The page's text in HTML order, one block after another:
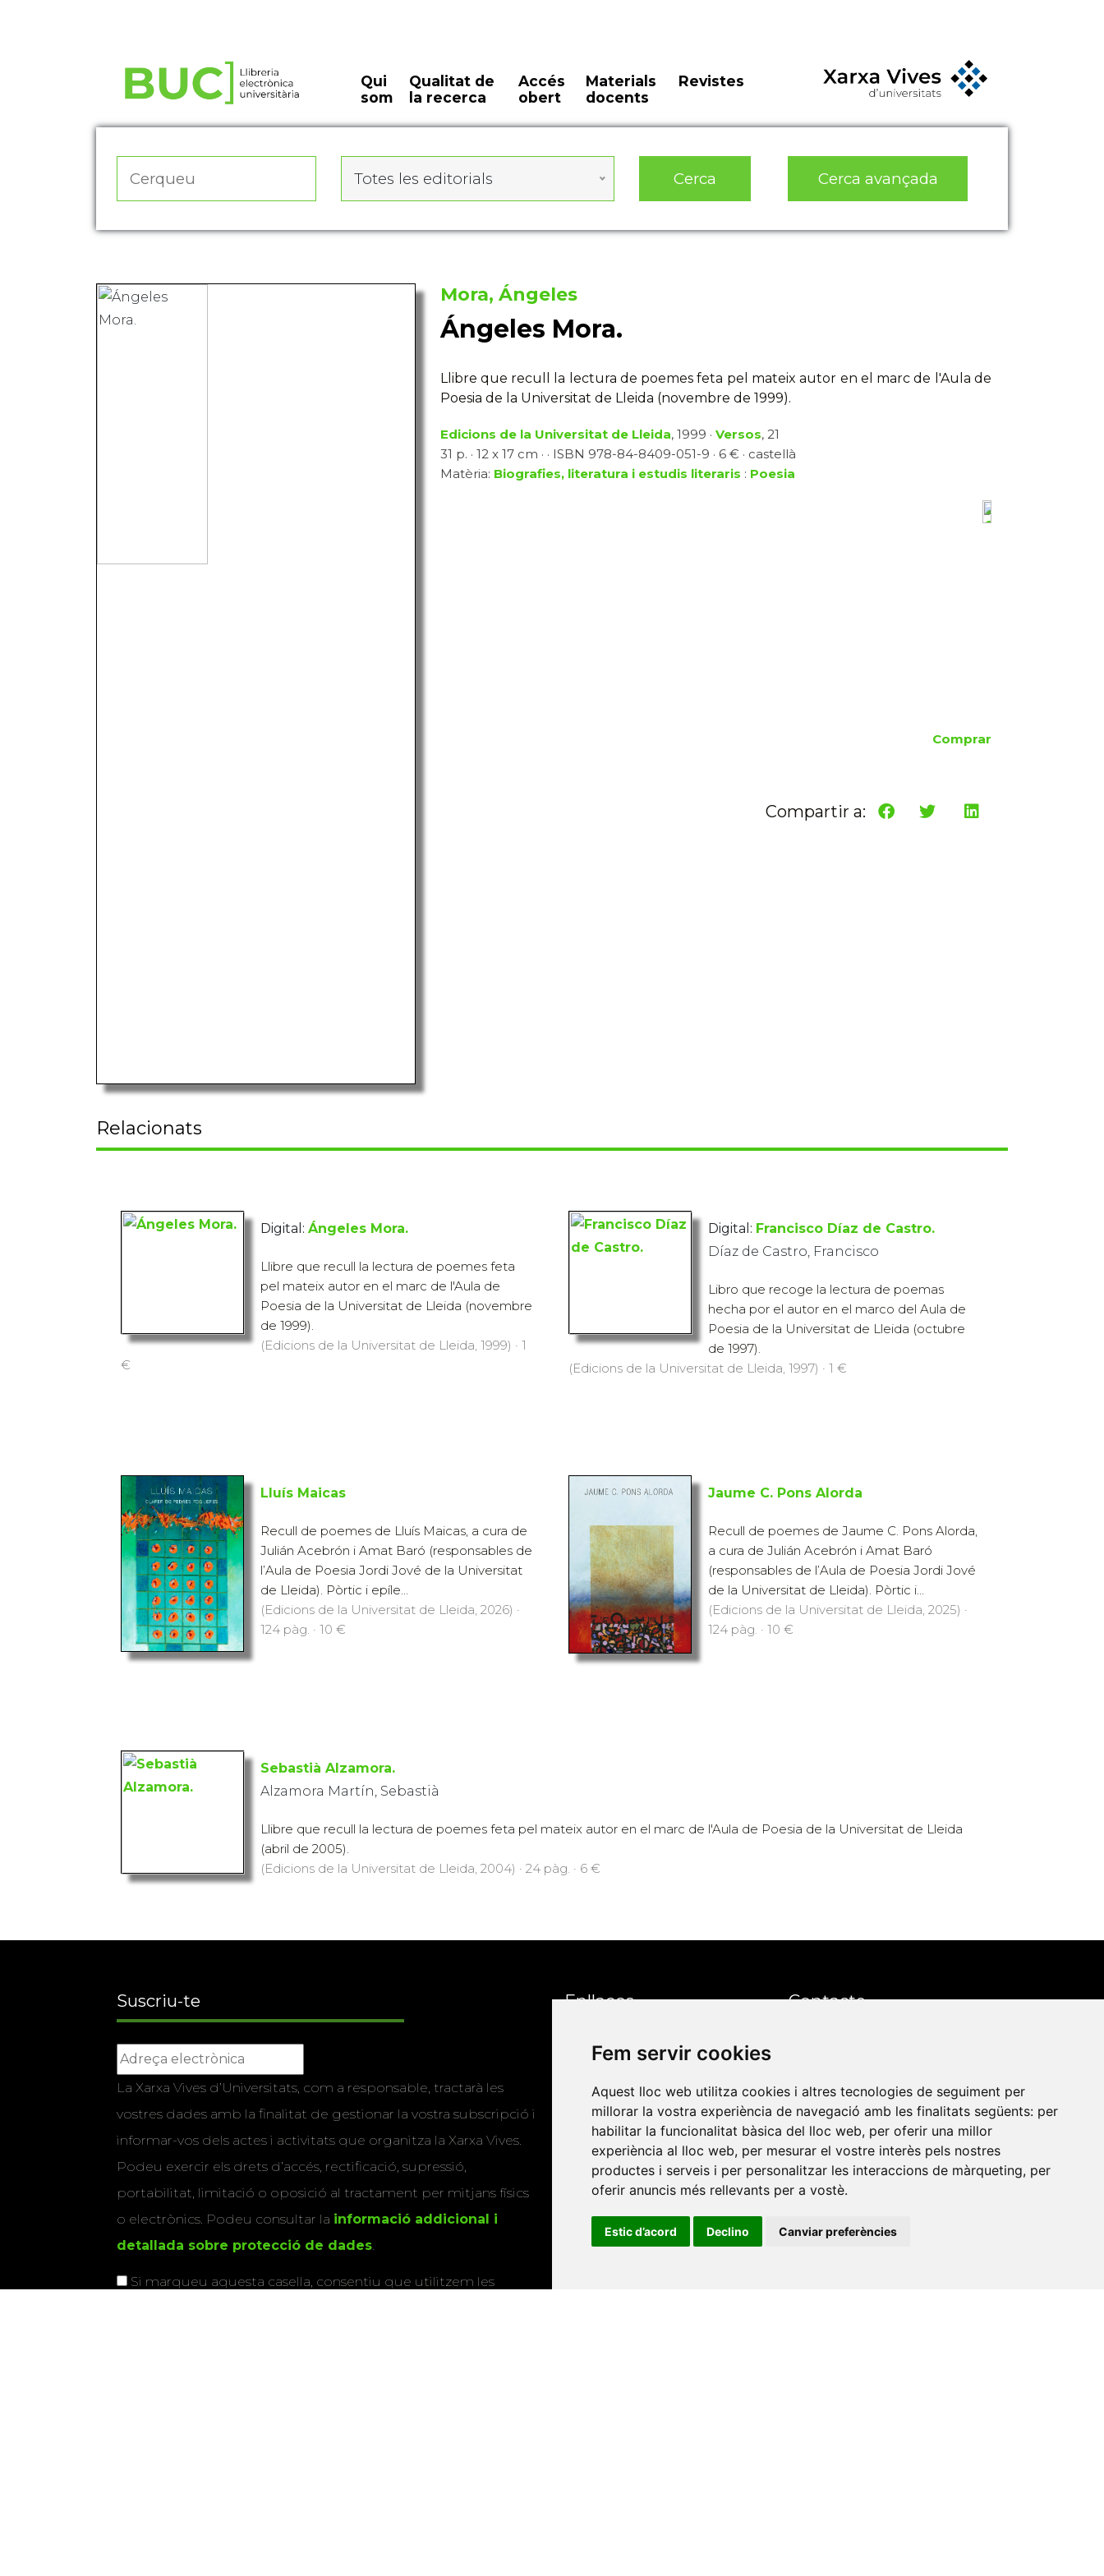
Fem servir cookies
Aquest lloc web utilitza cookies i altres tecnologies de seguiment per
millorar la vostra experiència de navegació amb les finalitats següents: per
habilitar la funcionalitat bàsica del lloc web, per oferir una millor
experiència al lloc web, per mesurar el vostre interès pels nostres
productes i serveis i per personalitzar les interaccions de màrqueting, per
oferir anuncis més rellevants per a vostè.
Estic d’acord Declino Canviar preferències
Qui
som
Qualitat de
la recerca
Accés
obert
Materials
docents
Revistes
Totes les editorials Cerca Cerca avançada
Mora, Ángeles
Ángeles Mora.
Llibre que recull la lectura de poemes feta pel mateix autor en el marc de l'Aula de
Poesia de la Universitat de Lleida (novembre de 1999).
Edicions de la Universitat de Lleida, 1999 · Versos, 21
31 p. · 12 x 17 cm · · ISBN 978-84-8409-051-9 · 6 € · castellà
Matèria: Biografies, literatura i estudis literaris : Poesia
Comprar
Compartir a:
Relacionats
Digital: Ángeles Mora.
Llibre que recull la lectura de poemes feta
pel mateix autor en el marc de l'Aula de
Poesia de la Universitat de Lleida (novembre
de 1999).
(Edicions de la Universitat de Lleida, 1999) · 1
€
Digital: Francisco Díaz de Castro.
Díaz de Castro, Francisco
Libro que recoge la lectura de poemas
hecha por el autor en el marco del Aula de
Poesia de la Universitat de Lleida (octubre
de 1997).
(Edicions de la Universitat de Lleida, 1997) · 1 €
Lluís Maicas
Recull de poemes de Lluís Maicas, a cura de
Julián Acebrón i Amat Baró (responsables de
l’Aula de Poesia Jordi Jové de la Universitat
de Lleida). Pòrtic i epíle...
(Edicions de la Universitat de Lleida, 2026) ·
124 pàg. · 10 €
Jaume C. Pons Alorda
Recull de poemes de Jaume C. Pons Alorda,
a cura de Julián Acebrón i Amat Baró
(responsables de l’Aula de Poesia Jordi Jové
de la Universitat de Lleida). Pòrtic i...
(Edicions de la Universitat de Lleida, 2025) ·
124 pàg. · 10 €
Sebastià Alzamora.
Alzamora Martín, Sebastià
Llibre que recull la lectura de poemes feta pel mateix autor en el marc de l'Aula de Poesia de la Universitat de Lleida
(abril de 2005).
(Edicions de la Universitat de Lleida, 2004) · 24 pàg. · 6 €
Suscriu-te
La Xarxa Vives d’Universitats, com a responsable, tractarà les
vostres dades amb la finalitat de gestionar la vostra subscripció i
informar-vos dels actes i activitats que organitza la Xarxa Vives.
Podeu exercir els drets d’accés, rectificació, supressió,
portabilitat, limitació o oposició al tractament per mitjans físics
o electrònics. Podeu consultar la informació addicional i
detallada sobre protecció de dades
Si marqueu aquesta casella, consentiu que utilitzem les
Enllaços
Programa de
publicacions
Editorials universitàries a
Twitter
Contacte
Universitat Jaume I, local 10
Av. de Vicent Sos Baynat, s/n
12071 Castelló de la Plana
e-buc@vives.org